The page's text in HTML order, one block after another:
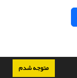
متوجه شدم